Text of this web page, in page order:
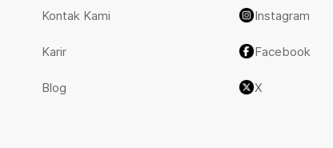
Kontak Kami
Karir
Blog
Instagram
Facebook
X